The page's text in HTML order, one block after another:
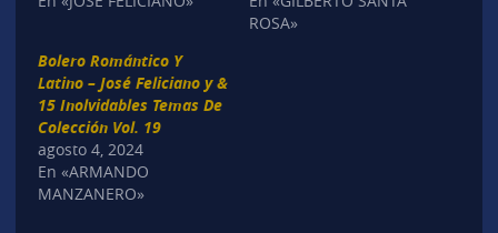
ROSA»
Bolero Romántico Y
Latino – José Feliciano y &
15 Inolvidables Temas De
Colección Vol. 19
agosto 4, 2024
En «ARMANDO
MANZANERO»